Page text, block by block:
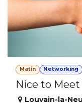
Matin Networking
Nice to Meet
Louvain-la-